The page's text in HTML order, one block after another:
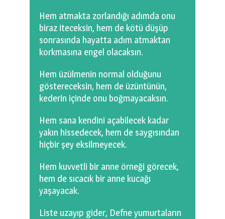
Hem atmakta zorlandığı adımda onu
biraz iteceksin, hem de kötü düşüp
sonrasında hayatta adım atmaktan
korkmasına engel olacaksın.
Hem üzülmenin normal olduğunu
göstereceksin, hem de üzüntünün,
kederin içinde onu boğmayacaksın.
Hem sana kendini açabilecek kadar
yakın hissedecek, hem de saygısından
hiçbir şey eksilmeyecek.
Hem kuvvetli bir anne örneği görecek,
hem de sıcacık bir anne kucağı
yaşayacak.
Liste uzayıp gider, Defne yumurtaların